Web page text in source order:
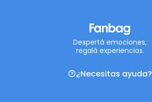
Despertá emociones,
regalá experiencias.
¿Necesitas ayuda?